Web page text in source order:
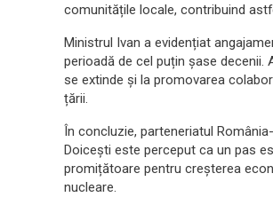
comunitățile locale, contribuind
Ministrul Ivan a evidențiat
perioadă de cel puțin șase
se extinde și la promovarea
țării.
În concluzie, parteneriatul
Doicești este perceput ca un pas
promițătoare pentru creșterea
nucleare.